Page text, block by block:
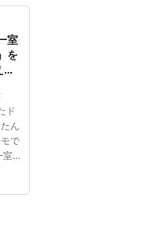
室
を
た
ド
ん
で
で